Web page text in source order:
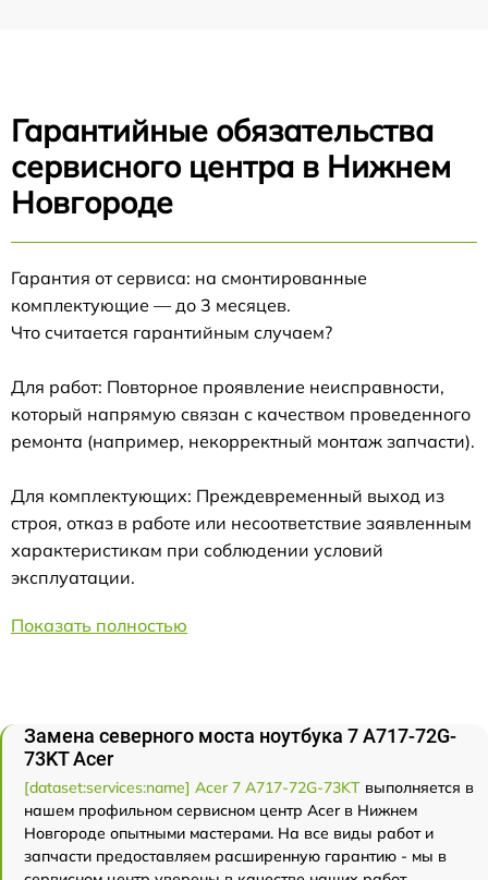
Гарантийные обязательства
сервисного центра в Нижнем
Новгороде
Гарантия от сервиса: на смонтированные
комплектующие — до 3 месяцев.
Что считается гарантийным случаем?
Для работ: Повторное проявление неисправности,
который напрямую связан с качеством проведенного
ремонта (например, некорректный монтаж запчасти).
Для комплектующих: Преждевременный выход из
строя, отказ в работе или несоответствие заявленным
характеристикам при соблюдении условий
эксплуатации.
Показать полностью
Замена северного моста ноутбука 7 A717-72G-
73KT Acer
[dataset:services:name] Acer 7 A717-72G-73KT выполняется в
нашем профильном сервисном центр Acer в Нижнем
Новгороде опытными мастерами. На все виды работ и
запчасти предоставляем расширенную гарантию - мы в